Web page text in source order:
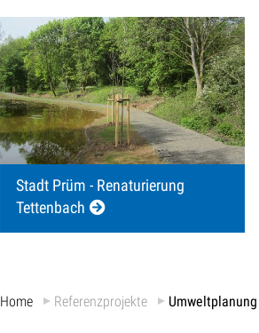
Stadt Prüm - Renaturierung
Tettenbach
Home Referenzprojekte Umweltplanung